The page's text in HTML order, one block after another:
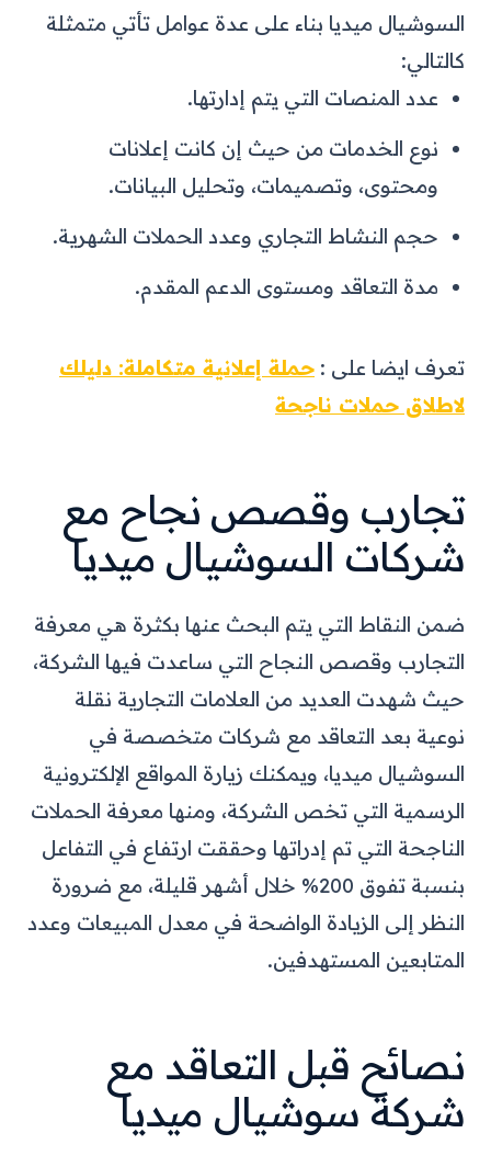
السوشيال ميديا بناء على عدة عوامل تأتي متمثلة
كالتالي:
عدد المنصات التي يتم إدارتها.
نوع الخدمات من حيث إن كانت إعلانات
ومحتوى، وتصميمات، وتحليل البيانات.
حجم النشاط التجاري وعدد الحملات الشهرية.
مدة التعاقد ومستوى الدعم المقدم.
تعرف ايضا على : حملة إعلانية متكاملة: دليلك
لاطلاق حملات ناجحة
تجارب وقصص نجاح مع
شركات السوشيال ميديا
ضمن النقاط التي يتم البحث عنها بكثرة هي معرفة
التجارب وقصص النجاح التي ساعدت فيها الشركة،
حيث شهدت العديد من العلامات التجارية نقلة
نوعية بعد التعاقد مع شركات متخصصة في
السوشيال ميديا، ويمكنك زيارة المواقع الإلكترونية
الرسمية التي تخص الشركة، ومنها معرفة الحملات
الناجحة التي تم إدراتها وحققت ارتفاع في التفاعل
بنسبة تفوق 200% خلال أشهر قليلة، مع ضرورة
النظر إلى الزيادة الواضحة في معدل المبيعات وعدد
المتابعين المستهدفين.
نصائح قبل التعاقد مع
شركة سوشيال ميديا